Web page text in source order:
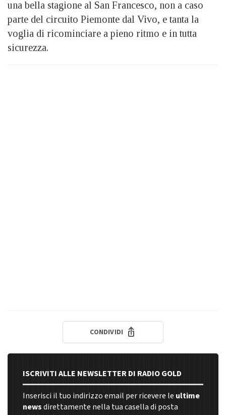
una bella stagione al San Francesco, non a caso
parte del circuito Piemonte dal Vivo, e tanta la
voglia di ricominciare a pieno ritmo e in tutta
sicurezza.
CONDIVIDI
ISCRIVITI ALLE NEWSLETTER DI RADIO GOLD
Inserisci il tuo indirizzo email per ricevere le ultime
newsdirettamente nella tua casella di posta